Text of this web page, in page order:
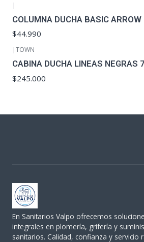
|
COLUMNA DUCHA BASIC ARROW
$44.990
|TOWN
CABINA DUCHA LINEAS NEGRAS
$245.000
En Sanitarios Valpo ofrecemos
integrales en plomería, grifería y
sanitarios. Calidad, confianza y servicio